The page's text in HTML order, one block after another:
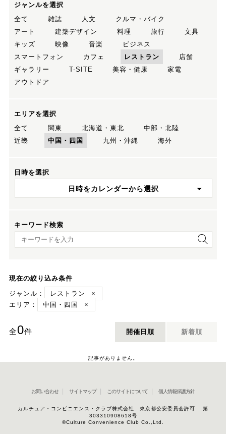
ジャンルを選択
全て
雑誌 人文
クルマ・バイク
アート
建築デザイン 料理 旅行
文具
キッズ
映像 音楽
ビジネス
スマートフォン
カフェ レストラン
店舗
ギャラリー
T-SITE 美容・健康
家電
アウトドア
エリアを選択
全て
関東 北海道・東北
中部・北陸
近畿
中国・四国 九州・沖縄 海外
日時を選択
日時をカレンダーから選択
キーワード検索
キーワード検索
現在の絞り込み条件
ジャンル：
レストラン
×
エリア：
中国・四国 ×
全0件 開催日順 新着順
記事がありません。
お問い合わせ サイトマップ このサイトについて 個人情報保護方針
カルチュア・コンビニエンス・クラブ株式会社 東京都公安委員会許可 第
303310908618号
©Culture Convenience Club Co.,Ltd.